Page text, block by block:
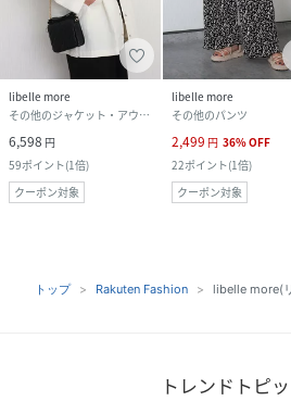
libelle more
その他のジャケット・アウター
6,598 円
59ポイント(1倍)
クーポン対象
libelle more
その他のパンツ
2,499 円 36%OFF
22ポイント(1倍)
クーポン対象
トップ Rakuten Fashion libelle more(
トレンドトピ